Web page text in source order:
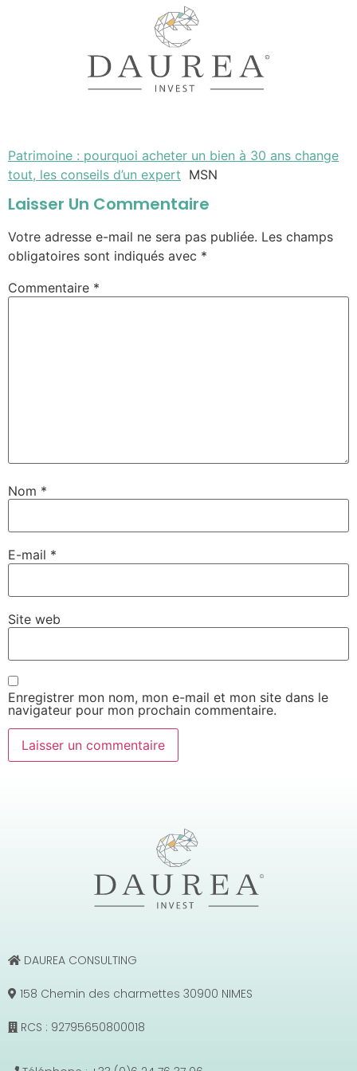
Patrimoine : pourquoi acheter un bien à 30 ans change
tout, les conseils d’un expert MSN
Laisser Un Commentaire
Votre adresse e-mail ne sera pas publiée. Les champs
obligatoires sont indiqués avec *
Commentaire *
Nom *
E-mail *
Site web
Enregistrer mon nom, mon e-mail et mon site dans le
navigateur pour mon prochain commentaire.
DAUREA CONSULTING
158 Chemin des charmettes 30900 NIMES
RCS : 92795650800018